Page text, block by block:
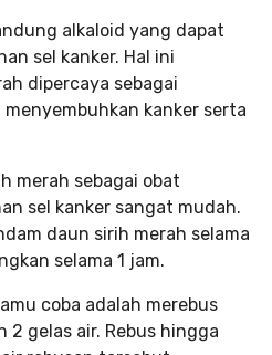
alkaloid yang dapat
sel kanker. Hal ini
dipercaya sebagai
kanker serta
merah sebagai obat
sel kanker sangat mudah.
daun sirih merah selama
selama 1 jam.
coba adalah merebus
2 gelas air. Rebus hingga